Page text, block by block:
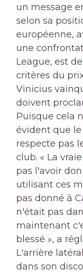
un message
selon sa
européenne,
une
League, est
critères du
Vinicius
doivent
Puisque cela
évident que le
respecte pas
club. « La
pas l'avoir
utilisant ces
pas donné à
n'était pas
maintenant
blessé », a
L'arrière
dans son